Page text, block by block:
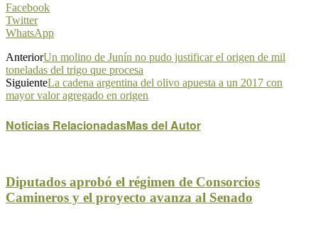
Facebook
Twitter
WhatsApp
AnteriorUn molino de Junín no pudo justificar el origen de mil
toneladas del trigo que procesa
SiguienteLa cadena argentina del olivo apuesta a un 2017 con
mayor valor agregado en origen
Noticias RelacionadasMas del Autor
Diputados aprobó el régimen de Consorcios
Camineros y el proyecto avanza al Senado